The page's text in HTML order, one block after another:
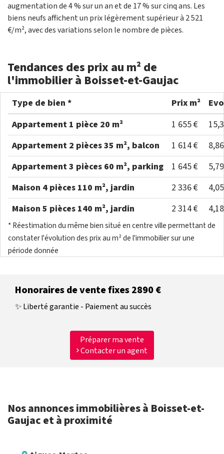
augmentation de 4 % sur un an et de 17 % sur cinq ans. Les
biens neufs affichent un prix légèrement supérieur à 2 521
€/m², avec des variations selon le nombre de pièces.
Tendances des prix au m² de
l'immobilier à Boisset-et-Gaujac
Type de bien * Prix m²
Appartement 1 pièce 20 m²
1 655 €
Appartement 2 pièces 35 m², balcon
1 614 €
Appartement 3 pièces 60 m², parking
1 645 €
Maison 4 pièces 110 m², jardin
2 336 €
Maison 5 pièces 140 m², jardin
2 314 €
* Réestimation du même bien situé en centre ville permettant de
constater l'évolution des prix au m² de l'immobilier sur une
période donnée
Honoraires de vente fixes 2890 €
✨ Liberté garantie - Paiement au succès
Préparer ma vente
Contacter un agent
Nos annonces immobilières à Boisset-et-
Gaujac et à proximité